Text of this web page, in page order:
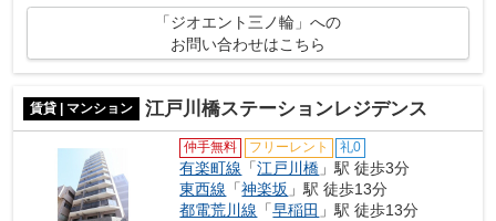
「ジオエント三ノ輪」への
お問い合わせはこちら
賃貸 | マンション 江戸川橋ステーションレジデンス
仲手無料 フリーレント 礼0
有楽町線 「江戸川橋 」駅 徒歩3分
東西線 「神楽坂 」駅 徒歩13分
都電荒川線 「早稲田 」駅 徒歩13分